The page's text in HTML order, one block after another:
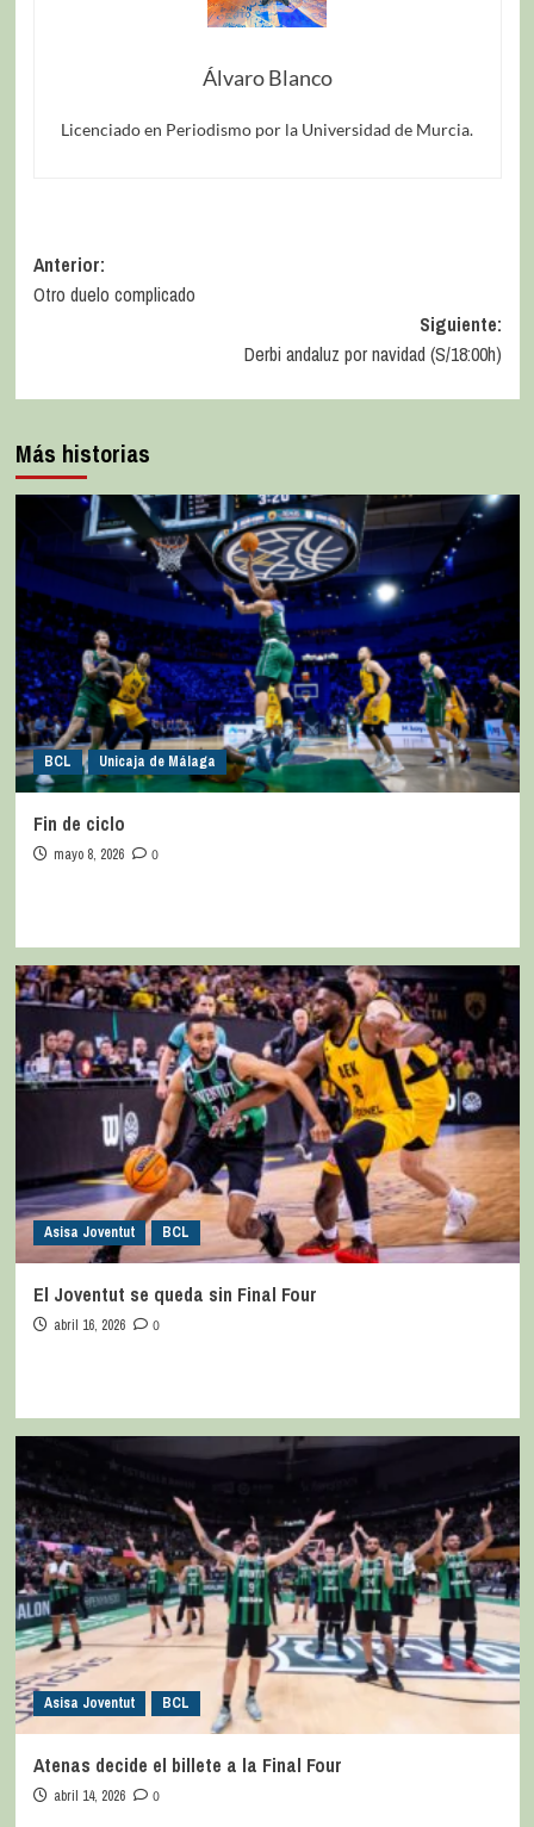
Álvaro Blanco
Licenciado en Periodismo por la Universidad de Murcia.
Anterior:
Otro duelo complicado
Siguiente:
Derbi andaluz por navidad (S/18:00h)
Más historias
BCL Unicaja de Málaga
Fin de ciclo
mayo 8, 2026 0
Asisa Joventut BCL
El Joventut se queda sin Final Four
abril 16, 2026 0
Asisa Joventut BCL
Atenas decide el billete a la Final Four
abril 14, 2026 0